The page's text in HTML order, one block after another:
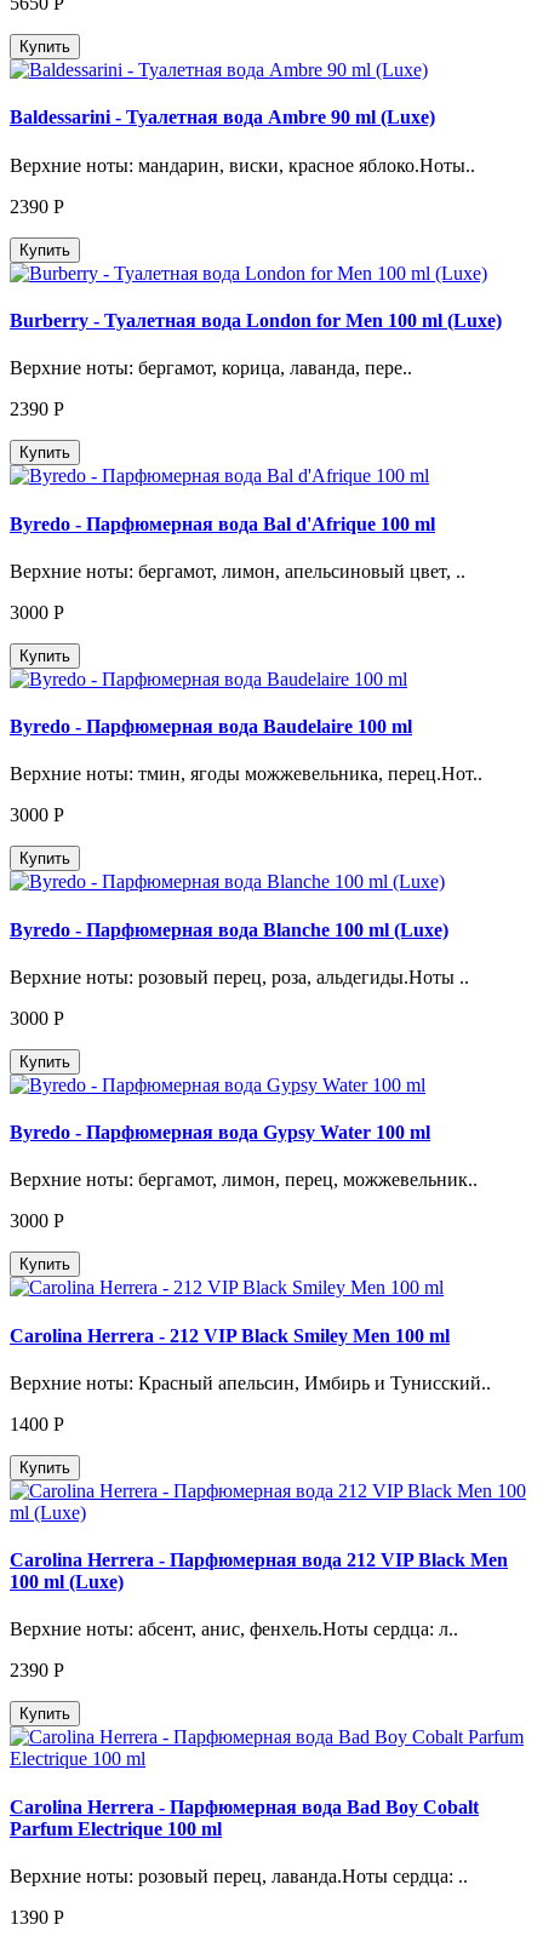
Купить
Baldessarini - Туалетная вода Ambre 90 ml (Luxe)
Верхние ноты: мандарин, виски, красное яблоко.Ноты..
2390 Р
Купить
Burberry - Туалетная вода London for Men 100 ml (Luxe)
Верхние ноты: бергамот, корица, лаванда, пере..
2390 Р
Купить
Byredo - Парфюмерная вода Bal d'Afrique 100 ml
Верхние ноты: бергамот, лимон, апельсиновый цвет, ..
3000 Р
Купить
Byredo - Парфюмерная вода Baudelaire 100 ml
Верхние ноты: тмин, ягоды можжевельника, перец.Нот..
3000 Р
Купить
Byredo - Парфюмерная вода Blanche 100 ml (Luxe)
Верхние ноты: розовый перец, роза, альдегиды.Ноты ..
3000 Р
Купить
Byredo - Парфюмерная вода Gypsy Water 100 ml
Верхние ноты: бергамот, лимон, перец, можжевельник..
3000 Р
Купить
Carolina Herrera - 212 VIP Black Smiley Men 100 ml
Верхние ноты: Красный апельсин, Имбирь и Тунисский..
1400 Р
Купить
Carolina Herrera - Парфюмерная вода 212 VIP Black Men
100 ml (Luxe)
Верхние ноты: абсент, анис, фенхель.Ноты сердца: л..
2390 Р
Купить
Carolina Herrera - Парфюмерная вода Bad Boy Cobalt
Parfum Electrique 100 ml
Верхние ноты: розовый перец, лаванда.Ноты сердца: ..
1390 Р